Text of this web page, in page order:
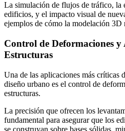
La simulación de flujos de tráfico, la
edificios, y el impacto visual de
ejemplos de cómo la modelación
Control de Deformaciones y
Estructuras
Una de las aplicaciones más críticas
diseño urbano es el control de
estructuras.
La precisión que ofrecen los
fundamental para asegurar que los
se construyan sobre bases sólidas,